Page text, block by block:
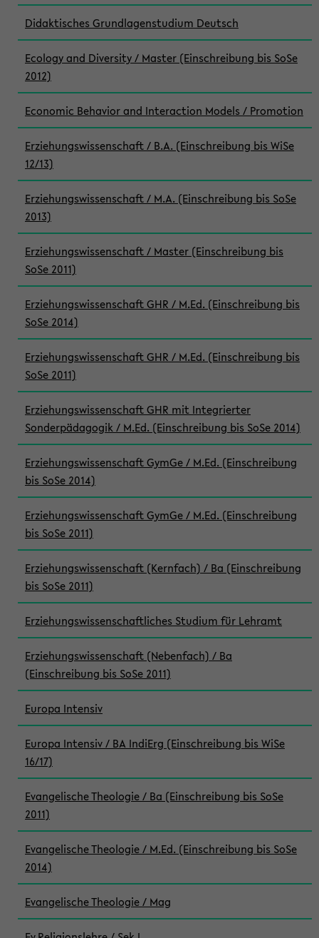
Didaktisches Grundlagenstudium Deutsch
Ecology and Diversity / Master (Einschreibung bis SoSe
2012)
Economic Behavior and Interaction Models / Promotion
Erziehungswissenschaft / B.A. (Einschreibung bis WiSe
12/13)
Erziehungswissenschaft / M.A. (Einschreibung bis SoSe
2013)
Erziehungswissenschaft / Master (Einschreibung bis
SoSe 2011)
Erziehungswissenschaft GHR / M.Ed. (Einschreibung bis
SoSe 2014)
Erziehungswissenschaft GHR / M.Ed. (Einschreibung bis
SoSe 2011)
Erziehungswissenschaft GHR mit Integrierter
Sonderpädagogik / M.Ed. (Einschreibung bis SoSe 2014)
Erziehungswissenschaft GymGe / M.Ed. (Einschreibung
bis SoSe 2014)
Erziehungswissenschaft GymGe / M.Ed. (Einschreibung
bis SoSe 2011)
Erziehungswissenschaft (Kernfach) / Ba (Einschreibung
bis SoSe 2011)
Erziehungswissenschaftliches Studium für Lehramt
Erziehungswissenschaft (Nebenfach) / Ba
(Einschreibung bis SoSe 2011)
Europa Intensiv
Europa Intensiv / BA IndiErg (Einschreibung bis WiSe
16/17)
Evangelische Theologie / Ba (Einschreibung bis SoSe
2011)
Evangelische Theologie / M.Ed. (Einschreibung bis SoSe
2014)
Evangelische Theologie / Mag